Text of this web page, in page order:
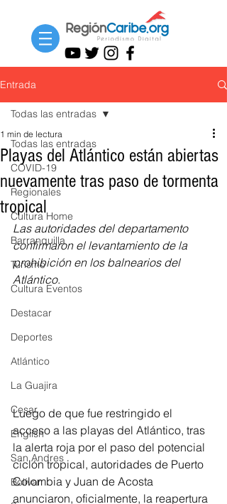
Entrada
Todas las entradas
COVID-19
Regionales
Cultura Home
Barranquilla
Turismo
Cultura Eventos
Destacar
Deportes
Atlántico
La Guajira
Cesar
English
San Andres
Bolívar
Todas las entradas
Playas del Atlántico están abiertas
nuevamente tras paso de tormenta
tropical
1 min de lectura
Las autoridades del departamento
confirmaron el levantamiento de la
prohibición en los balnearios del
Atlántico.
Luego de que fue restringido el
acceso a las playas del Atlántico, tras
la alerta roja por el paso del potencial
ciclón tropical, autoridades de Puerto
Colombia y Juan de Acosta
anunciaron, oficialmente, la reapertura